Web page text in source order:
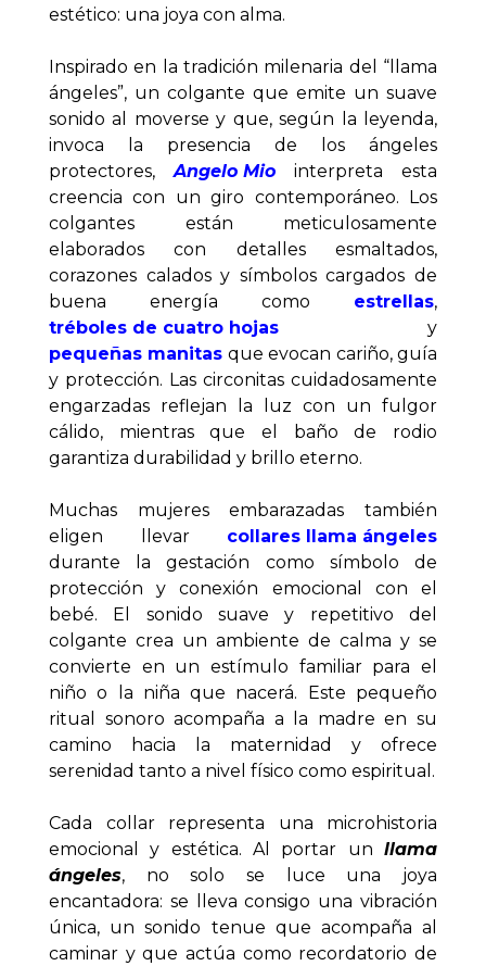
estético: una joya con alma.
Inspirado en la tradición milenaria del “llama
ángeles”, un colgante que emite un suave
sonido al moverse y que, según la leyenda,
invoca la presencia de los ángeles
protectores, Angelo Mio interpreta esta
creencia con un giro contemporáneo. Los
colgantes están meticulosamente
elaborados con detalles esmaltados,
corazones calados y símbolos cargados de
buena energía como estrellas,
tréboles de cuatro hojas y
pequeñas manitas que evocan cariño, guía
y protección. Las circonitas cuidadosamente
engarzadas reflejan la luz con un fulgor
cálido, mientras que el baño de rodio
garantiza durabilidad y brillo eterno.
Muchas mujeres embarazadas también
eligen llevar collares llama ángeles
durante la gestación como símbolo de
protección y conexión emocional con el
bebé. El sonido suave y repetitivo del
colgante crea un ambiente de calma y se
convierte en un estímulo familiar para el
niño o la niña que nacerá. Este pequeño
ritual sonoro acompaña a la madre en su
camino hacia la maternidad y ofrece
serenidad tanto a nivel físico como espiritual.
Cada collar representa una microhistoria
emocional y estética. Al portar un llama
ángeles, no solo se luce una joya
encantadora: se lleva consigo una vibración
única, un sonido tenue que acompaña al
caminar y que actúa como recordatorio de